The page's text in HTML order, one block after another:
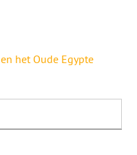
het Oude Egypte